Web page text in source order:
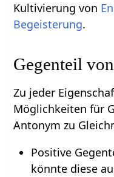
Kultivierung von
Begeisterung.
Gegenteil
Zu jeder
Möglichkeiten für
Antonym zu
Positive
könnte diese